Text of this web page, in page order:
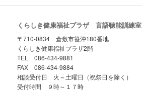
くらしき健康福祉プラザ 言語聴能訓練室
〒710-0834 倉敷市笹沖180番地
くらしき健康福祉プラザ2階
TEL 086-434-9881
FAX 086-434-9884
相談受付日 火～土曜日（祝祭日を除く）
受付時間 ９時～１７時